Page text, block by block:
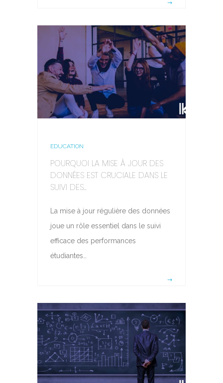
EDUCATION
POURQUOI LA MISE À JOUR DES
DONNÉES EST CRUCIALE DANS LE
SUIVI DES...
La mise à jour régulière des données
joue un rôle essentiel dans le suivi
efficace des performances
étudiantes…